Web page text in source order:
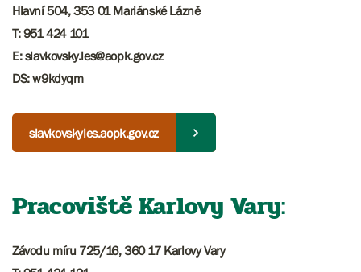
Hlavní 504, 353 01 Mariánské Lázně
T: 951 424 101
E: slavkovsky.les@aopk.gov.cz
DS: w9kdyqm
slavkovskyles.aopk.gov.cz
Pracoviště Karlovy Vary:
Závodu míru 725/16, 360 17 Karlovy Vary